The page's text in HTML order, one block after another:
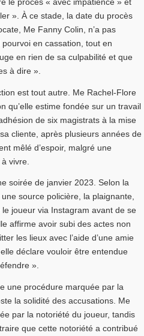
». À ce stade, la date du procès
Me Fanny Colin, n’a pas
pourvoi en cassation, tout en
en rien de sa culpabilité et que
à dire ».
est tout autre. Me Rachel-Flore
qu’elle estime fondée sur un travail
de six magistrats à la mise
cliente, après plusieurs années de
mêlé d’espoir, malgré une
vivre.
soirée de janvier 2023. Selon la
source policière, la plaignante,
joueur via Instagram avant de se
affirme avoir subi des actes non
les lieux avec l’aide d’une amie
déclare vouloir être entendue
».
une procédure marquée par la
la solidité des accusations. Me
par la notoriété du joueur, tandis
que cette notoriété a contribué